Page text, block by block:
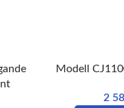
Modell
2